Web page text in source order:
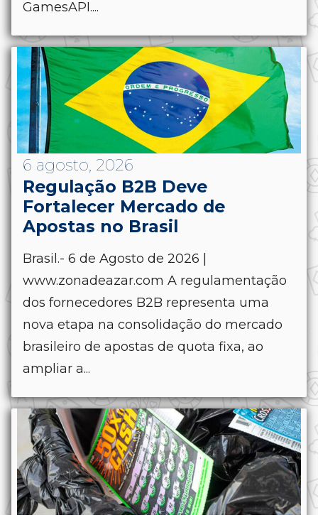
GamesAPI....
6 agosto, 2026
Regulação B2B Deve
Fortalecer Mercado de
Apostas no Brasil
Brasil.- 6 de Agosto de 2026 |
www.zonadeazar.com A regulamentação
dos fornecedores B2B representa uma
nova etapa na consolidação do mercado
brasileiro de apostas de quota fixa, ao
ampliar a...